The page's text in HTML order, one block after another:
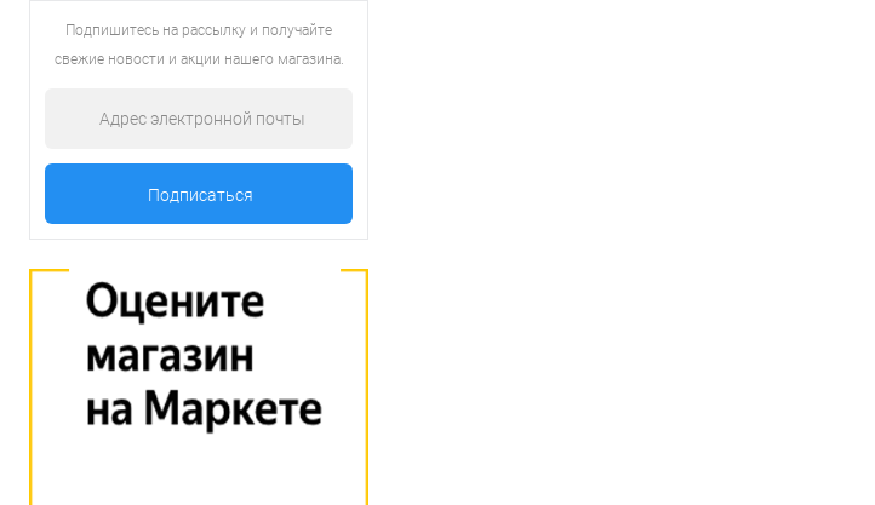
Подпишитесь на рассылку и получайте
свежие новости и акции нашего магазина.